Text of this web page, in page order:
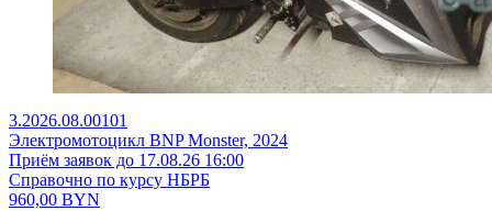
3.2026.08.00101
Электромотоцикл BNP Monster, 2024
Приём заявок до 17.08.26 16:00
Справочно по курсу НБРБ
960,00 BYN